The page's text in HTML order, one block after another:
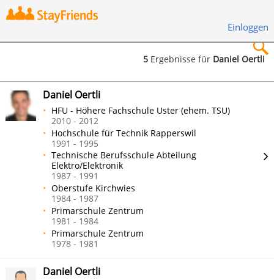
Einloggen
Suchen
5 Ergebnisse für Daniel Oertli
Daniel Oertli
HFU - Höhere Fachschule Uster (ehem. TSU)
2010 - 2012
Hochschule für Technik Rapperswil
1991 - 1995
Technische Berufsschule Abteilung
Elektro/Elektronik
1987 - 1991
Oberstufe Kirchwies
1984 - 1987
Primarschule Zentrum
1981 - 1984
Primarschule Zentrum
1978 - 1981
Daniel Oertli